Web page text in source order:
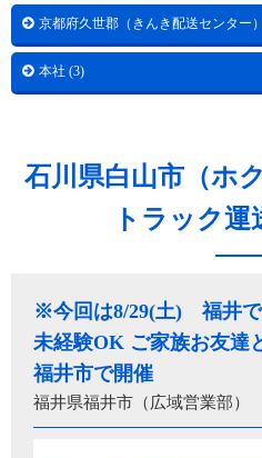
京都府久世郡（きんき配送センター
本社 (3)
石川県白山市（ホ
トラック
※今回は8/29(土) 福井
未経験OK ご家族お友達
福井市で開催
福井県福井市（広域営業部）